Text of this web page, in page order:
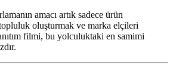
amacı artık sadece ürün
oluşturmak ve marka elçileri
filmi, bu yolculuktaki en samimi